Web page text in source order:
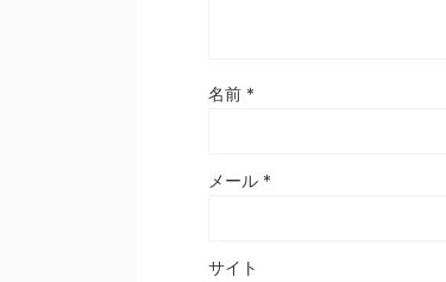
名前 *
メール *
サイト